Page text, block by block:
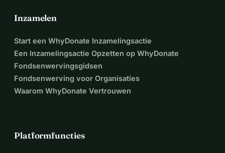
Inzamelen
Start een WhyDonate Inzamelingsactie
Een Inzamelingsactie Opzetten op WhyDonate
Fondsenwervingsgidsen
Fondsenwerving voor Organisaties
Waarom WhyDonate Vertrouwen
Platformfuncties